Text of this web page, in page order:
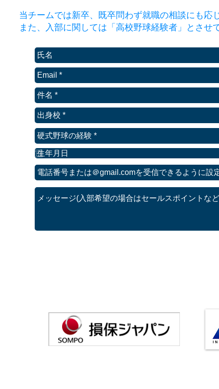
当チームでは新卒、既卒問わず就職の相談にも応
また、入部に関しては「高校野球経験者」とさせ